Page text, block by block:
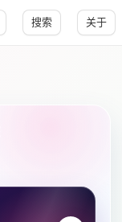
搜索 关于